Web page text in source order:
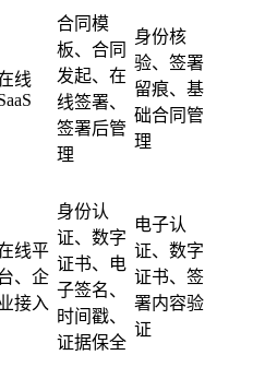
线
合同模
板、合同
发起、在
线签署、
签署后管
理
身份核
验、签署
留痕、基
础合同管
理
线平
、企
接入
身份认
证、数字
证书、电
子签名、
时间戳、
证据保全
电子认
证、数字
证书、签
署内容验
证